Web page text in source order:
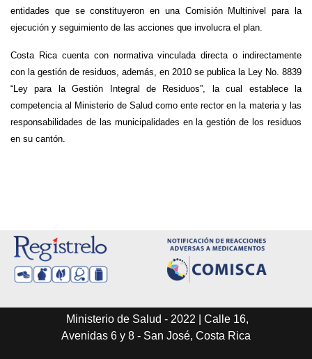
entidades que se constituyeron en una Comisión Multinivel para la
ejecución y seguimiento de las acciones que involucra el plan.
Costa Rica cuenta con normativa vinculada directa o indirectamente
con la gestión de residuos, además, en 2010 se publica la Ley No. 8839
“Ley para la Gestión Integral de Residuos”, la cual establece la
competencia al Ministerio de Salud como ente rector en la materia y las
responsabilidades de las municipalidades en la gestión de los residuos
en su cantón.
Ministerio de Salud - 2022 | Calle 16,
Avenidas 6 y 8 - San José, Costa Rica